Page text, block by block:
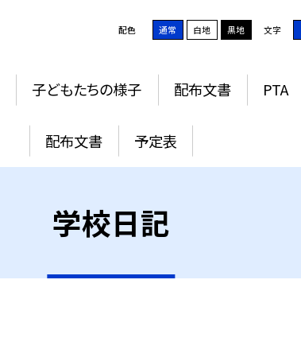
配色 通常 白地 黒地 文字
子どもたちの様子 配布文書 PTA
配布文書 予定表
学校日記